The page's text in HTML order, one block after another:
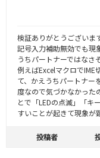
検証ありがとうございます
記号入力補助無効でも現
うちパートナーではなさ
例えばExcelマクロでIME
て、かえうちパートナー
度なので気づかなかった
とで「LEDの点滅」「キ
すいことが起きて現象が
投稿者